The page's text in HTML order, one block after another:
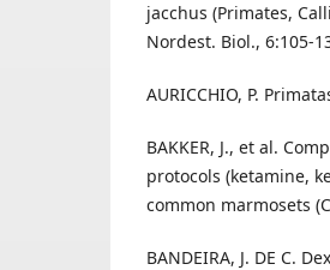
jacchus (Primates,
Nordest. Biol., 6:105-
AURICCHIO, P.
BAKKER, J., et al.
protocols (ketamine,
common marmosets
BANDEIRA, J. DE C.